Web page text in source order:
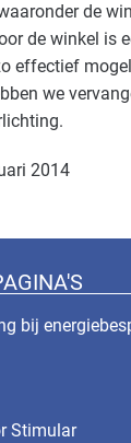
de
de winkel is
effectief
we
2014
bij
Stimular